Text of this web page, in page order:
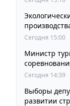
Сегодня 15:00
Министр
«Игр
Сегодня 14:39
Выборы
развитии